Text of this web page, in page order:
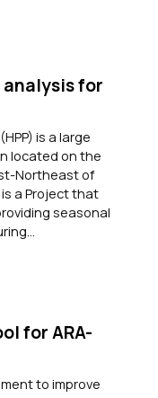
analysis for
is a large
located on the
Northeast of
a Project that
seasonal
for ARA-
to improve